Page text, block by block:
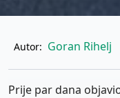
Autor: Goran Rihelj
Prije par dana